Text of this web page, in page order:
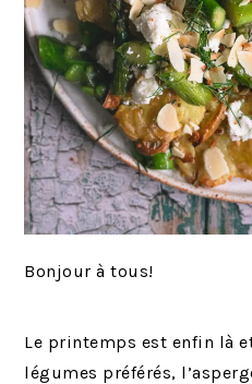
Bonjour à tous!
Le printemps est enfin là
légumes préférés,